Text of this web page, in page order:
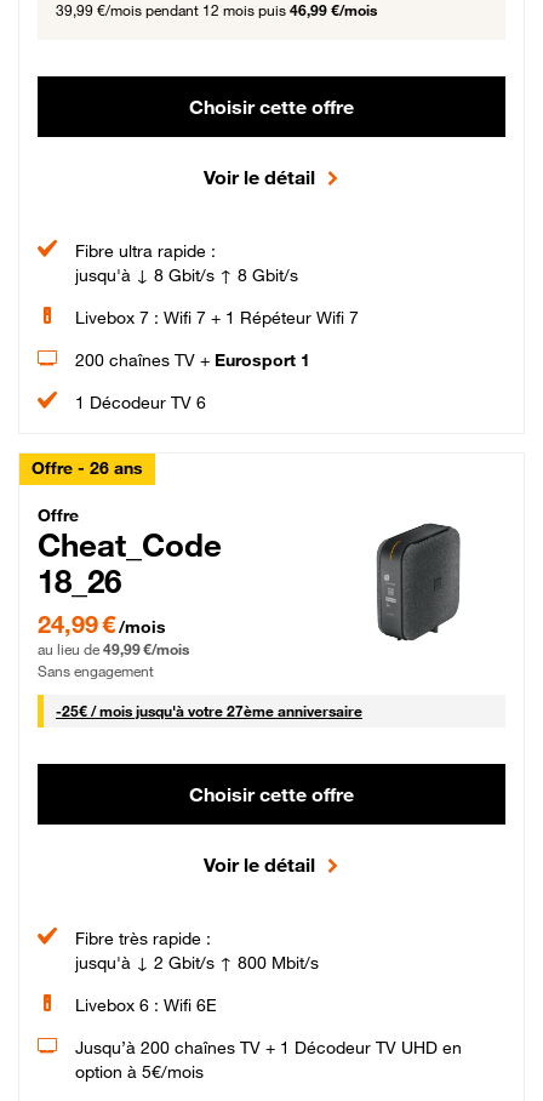
39,99 €/mois pendant 12 mois puis 46,99 €/mois
Choisir cette offre
Voir le détail
Fibre ultra rapide :
jusqu'à ↓ 8 Gbit/s ↑ 8 Gbit/s
Livebox 7 : Wifi 7 + 1 Répéteur Wifi 7
200 chaînes TV + Eurosport 1
1 Décodeur TV 6
Offre - 26 ans
Cheat_Code Fibre_18_26
Offre
Cheat_Code
18_26
24,99 € par mois pendant 0 mois puis 49,99 € par mois, Sans engagement
24,99 €/mois
au lieu de 49,99 €/mois
Sans engagement
-25€ / mois25 € par mois
jusqu'à votre 27ème anniversaire
Choisir cette offre
Voir le détail
Fibre très rapide :
jusqu'à ↓ 2 Gbit/s ↑ 800 Mbit/s
Livebox 6 : Wifi 6E
Jusqu’à 200 chaînes TV + 1 Décodeur TV UHD en
option à 5€/mois